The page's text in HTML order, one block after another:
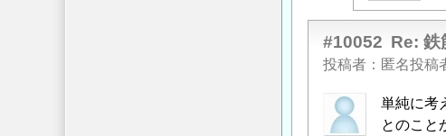
造
計
算」
の
返
「Re:
鉄
筋
造
#10052 Re: 鉄
投稿者 匿名投稿
単純に考
とのこと